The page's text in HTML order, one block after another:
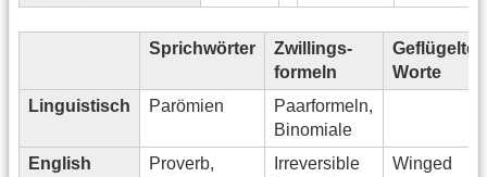
Sprichwörter
Zwillings-
formeln
Geflügelte
Worte
Linguistisch
Parömien
Paarformeln,
Binomiale
English
Proverb,
Irreversible
Winged